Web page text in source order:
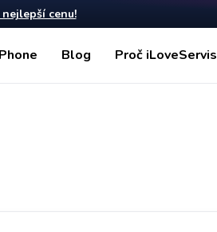
cenu!
Blog Proč iLoveServis